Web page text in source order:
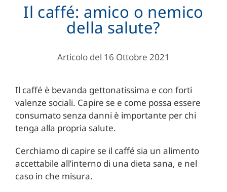
Il caffé: amico o nemico
della salute?
Articolo del 16 Ottobre 2021
Il caffé è bevanda gettonatissima e con forti
valenze sociali. Capire se e come possa essere
consumato senza danni è importante per chi
tenga alla propria salute.
Cerchiamo di capire se il caffé sia un alimento
accettabile all’interno di una dieta sana, e nel
caso in che misura.